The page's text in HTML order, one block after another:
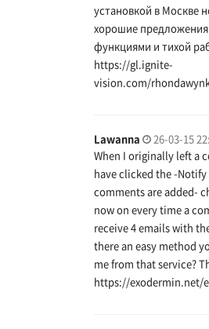
установкой в Москве
хорошие
функциями и тихой
https://gl.ignite-
vision.com/
Lawanna
26-03-15
When I originally left a
have clicked the -
comments are added-
now on every time a
receive 4 emails with
there an easy method
me from that service?
https://exodermin.net/